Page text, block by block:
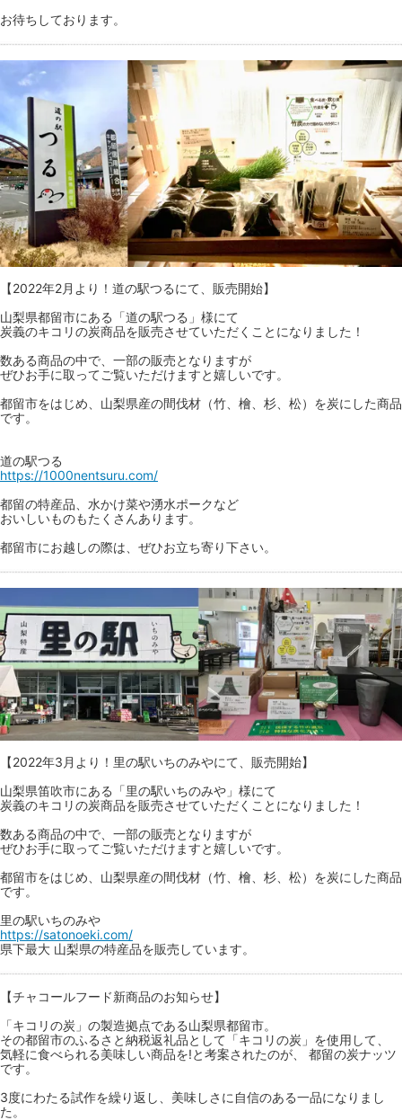
お待ちしております。
【2022年2月より！道の駅つるにて、販売開始】
山梨県都留市にある「道の駅つる」様にて
炭義のキコリの炭商品を販売させていただくことになりました！
数ある商品の中で、一部の販売となりますが
ぜひお手に取ってご覧いただけますと嬉しいです。
都留市をはじめ、山梨県産の間伐材（竹、檜、杉、松）を炭にした商品
です。
道の駅つる
https://1000nentsuru.com/
都留の特産品、水かけ菜や湧水ポークなど
おいしいものもたくさんあります。
都留市にお越しの際は、ぜひお立ち寄り下さい。
【2022年3月より！里の駅いちのみやにて、販売開始】
山梨県笛吹市にある「里の駅いちのみや」様にて
炭義のキコリの炭商品を販売させていただくことになりました！
数ある商品の中で、一部の販売となりますが
ぜひお手に取ってご覧いただけますと嬉しいです。
都留市をはじめ、山梨県産の間伐材（竹、檜、杉、松）を炭にした商品
です。
里の駅いちのみや
https://satonoeki.com/
県下最大 山梨県の特産品を販売しています。
【チャコールフード新商品のお知らせ】
「キコリの炭」の製造拠点である山梨県都留市。
その都留市のふるさと納税返礼品として「キコリの炭」を使用して、
気軽に食べられる美味しい商品を!と考案されたのが、 都留の炭ナッツ
です。
3度にわたる試作を繰り返し、美味しさに自信のある一品になりまし
た。